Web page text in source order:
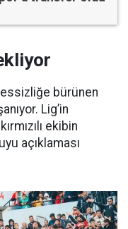
bürünen
Lig’in
ekibin
açıklaması